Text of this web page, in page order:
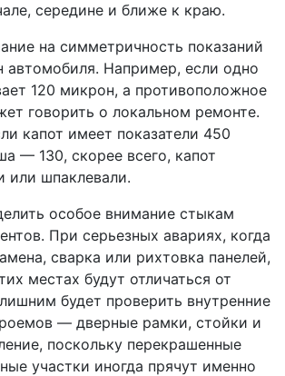
середине и ближе к краю.
на симметричность показаний
автомобиля. Например, если одно
120 микрон, а противоположное
говорить о локальном ремонте.
капот имеет показатели 450
— 130, скорее всего, капот
или шпаклевали.
особое внимание стыкам
При серьезных авариях, когда
сварка или рихтовка панелей,
местах будут отличаться от
будет проверить внутренние
— дверные рамки, стойки и
поскольку перекрашенные
участки иногда прячут именно